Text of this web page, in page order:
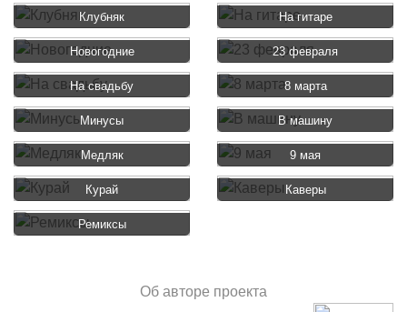
Клубняк На гитаре
Новогодние 23 февраля
На свадьбу 8 марта
Минусы В машину
Медляк 9 мая
Курай Каверы
Ремиксы
Об авторе проекта